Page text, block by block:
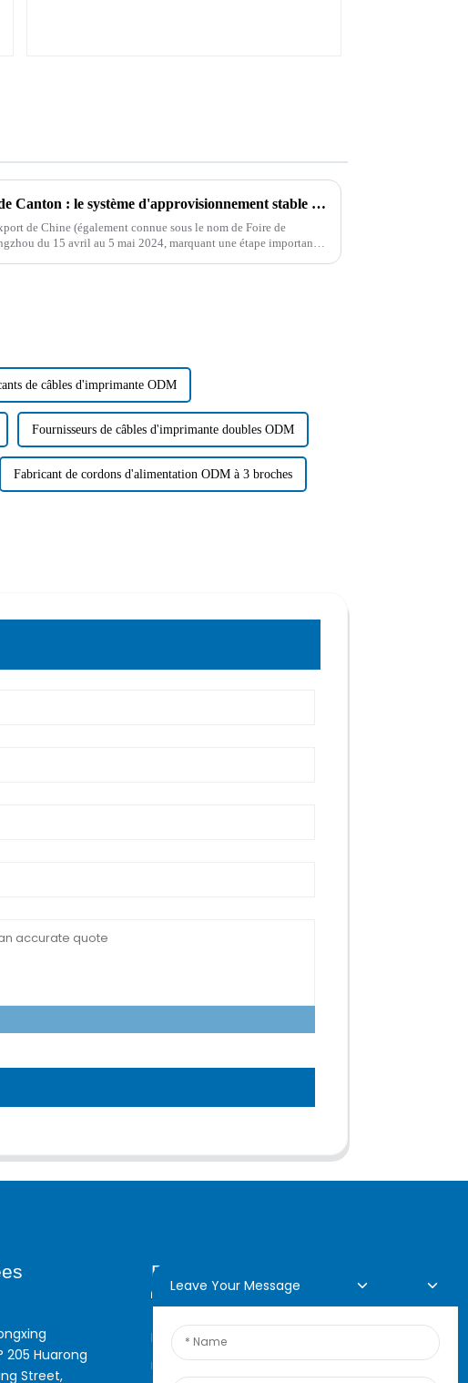
Profitez de la Foire de Canton : le système d'approvisionnement stable et les solutions de matières premières de Boying
de Chine (également connue sous le nom de Foire de
du 15 avril au 5 mai 2024, marquant une étape importante
de câbles d'imprimante ODM
Fournisseurs de câbles d'imprimante doubles ODM
Fabricant de cordons d'alimentation ODM à 3 broches
205 Huarong
Street,
Demande En Ligne
Pour toute demande de
renseignements sur nos
Leave Your Message